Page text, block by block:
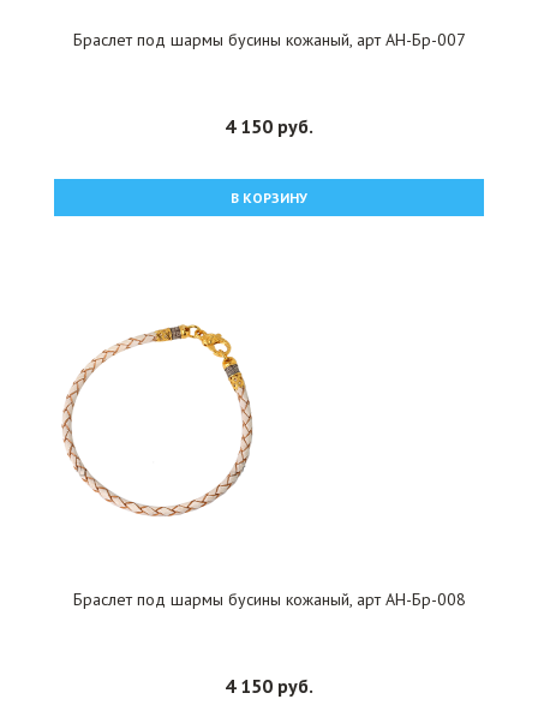
Браслет под шармы бусины кожаный, арт АН-Бр-007
4 150 руб.
В КОРЗИНУ
Браслет под шармы бусины кожаный, арт АН-Бр-008
4 150 руб.